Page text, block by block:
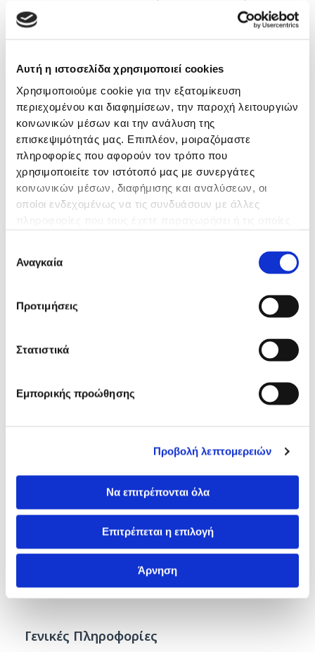
Αυτή η ιστοσελίδα χρησιμοποιεί cookies
Χρησιμοποιούμε cookie για την εξατομίκευση
περιεχομένου και διαφημίσεων, την παροχή λειτουργιών
κοινωνικών μέσων και την ανάλυση της
επισκεψιμότητάς μας. Επιπλέον, μοιραζόμαστε
πληροφορίες που αφορούν τον τρόπο που
χρησιμοποιείτε τον ιστότοπό μας με συνεργάτες
κοινωνικών μέσων, διαφήμισης και αναλύσεων, οι
οποίοι ενδεχομένως να τις συνδυάσουν με άλλες
συγκατάθεσης
Αναγκαία
Προτιμήσεις
Στατιστικά
Εμπορικής προώθησης
Προβολή λεπτομερειών
Να επιτρέπονται όλα
Επιτρέπεται η επιλογή
Άρνηση
ΕΛΕΓΧΟΣ ,
ΓΝΝ
Εργασιακή Εμπειρία
ΚΛΙΝΙΚΗ Β
ΘΕΣΣΑΛΟΝΙΚΗΣ
ΕΝΤΑΤΙΚΗΣ
ΜΟΝΑΔΟΣ ,
ΚΑΡΔΙΟΛΟΓΙΚΟΥ
ΤΜΗΜΑΤΟΣ.
1992 –
ΣΗΜΕΡΑ
ΕΡΓΑΣΤΗΡΙΟ
ΓΕΝΙΚΗΣ
ΚΛΙΝΙΚΗΣ
Ξένες
γλώσσες
ΙΤΑΛΙΚΑ
Γενικές Πληροφορίες